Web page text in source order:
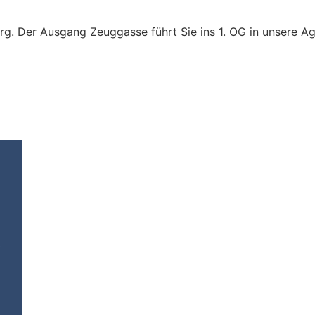
Der Ausgang Zeuggasse führt Sie ins 1. OG in unsere